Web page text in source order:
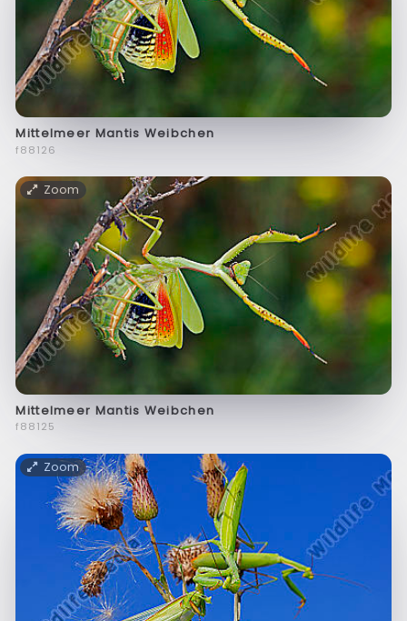
Mittelmeer Mantis Weibchen
f88126
Zoom
Mittelmeer Mantis Weibchen
f88125
Zoom